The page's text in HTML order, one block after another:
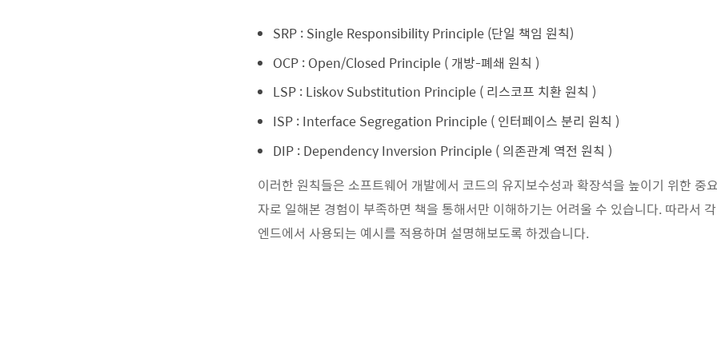
SRP : Single Responsibility Principle (단일 책임 원칙)
OCP : Open/Closed Principle ( 개방-폐쇄 원칙 )
LSP : Liskov Substitution Principle ( 리스코프 치환 원칙 )
ISP : Interface Segregation Principle ( 인터페이스 분리 원칙 )
DIP : Dependency Inversion Principle ( 의존관계 역전 원칙 )
이러한 원칙들은 소프트웨어 개발에서 코드의 유지보수성과 확장석을 높이기 위한 중
자로 일해본 경험이 부족하면 책을 통해서만 이해하기는 어려울 수 있습니다. 따라서
엔드에서 사용되는 예시를 적용하며 설명해보도록 하겠습니다.